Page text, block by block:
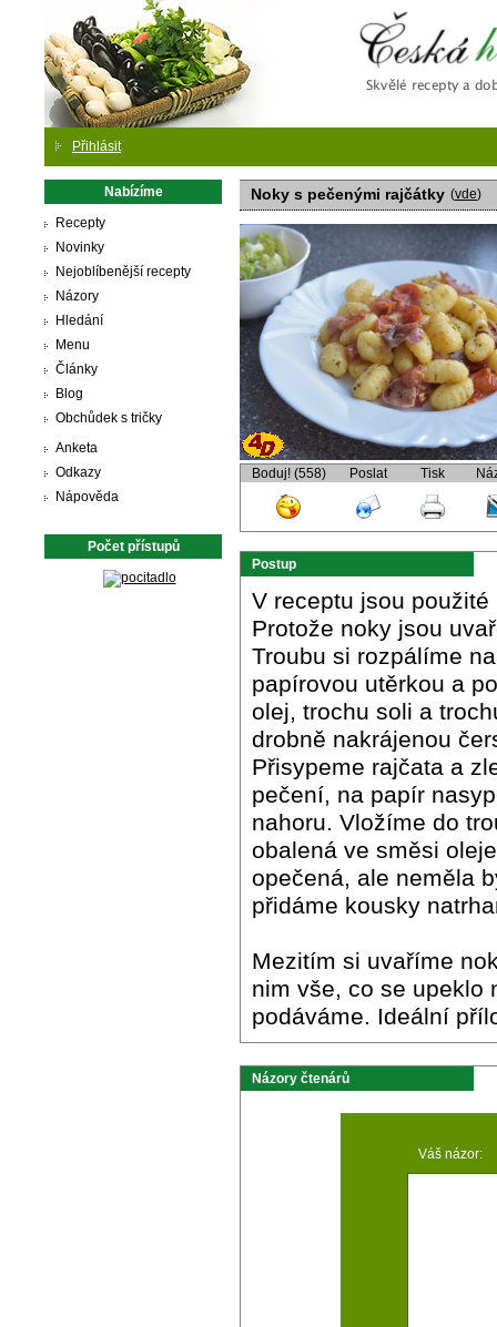
Přihlásit
Nabízíme
Recepty
Novinky
Nejoblíbenější recepty
Názory
Hledání
Menu
Články
Blog
Obchůdek s tričky
Anketa
Odkazy
Nápověda
Počet přístupů
Noky s pečenými rajčátky (vde)
Boduj! (558) Poslat Tisk
Postup
V receptu jsou
Protože noky jsou
Troubu si rozpálíme
papírovou utěrkou a
olej, trochu soli a
drobně nakrájenou
Přisypeme rajčata a
pečení, na papír
nahoru. Vložíme do
obalená ve směsi
opečená, ale neměla
přidáme kousky
Mezitím si uvaříme
nim vše, co se upeklo
podáváme. Ideální
Názory čtenárů
Váš názor: